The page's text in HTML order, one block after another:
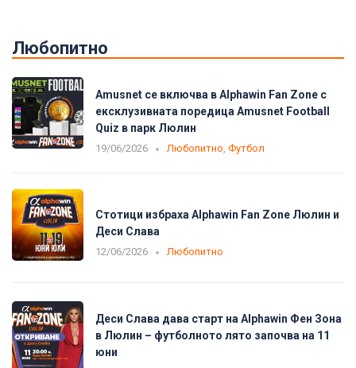
Любопитно
Amusnet се включва в Alphawin Fan Zone с
ексклузивната поредица Amusnet Football
Quiz в парк Люлин
19/06/2026 Любопитно Футбол
Стотици избраха Alphawin Fan Zone Люлин и
Деси Слава
12/06/2026 Любопитно
Деси Слава дава старт на Alphawin Фен Зона
в Люлин – футболното лято започва на 11
юни